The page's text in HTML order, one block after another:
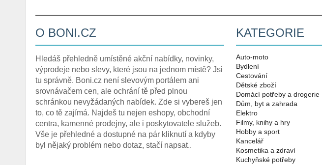
O BONI.CZ
Hledáš přehledně umístěné akční nabídky, novinky,
výprodeje nebo slevy, které jsou na jednom místě? Jsi
tu správně. Boni.cz není slevovým portálem ani
srovnávačem cen, ale ochrání tě před plnou
schránkou nevyžádaných nabídek. Zde si vybereš jen
to, co tě zajímá. Najdeš tu nejen eshopy, obchodní
centra, kamenné prodejny, ale i poskytovatele služeb.
Vše je přehledné a dostupné na pár kliknutí a kdyby
byl nějaký problém nebo dotaz, stačí napsat..
KATEGORIE
Auto-moto
Bydlení
Cestování
Dětské zboží
Domácí potřeby a drogerie
Dům, byt a zahrada
Elektro
Filmy, knihy a hry
Hobby a sport
Kancelář
Kosmetika a zdraví
Kuchyňské potřeby